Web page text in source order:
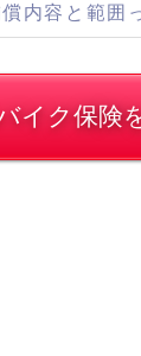
内容と範囲
イク保険